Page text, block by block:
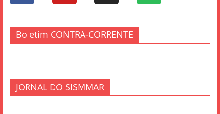
Boletim CONTRA-CORRENTE
JORNAL DO SISMMAR